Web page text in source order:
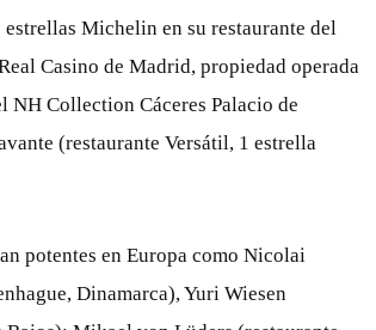
Michelin en su restaurante del
Casino de Madrid, propiedad operada
NH Collection Cáceres Palacio de
(restaurante Versátil, 1 estrella
potentes en Europa como Nicolai
Dinamarca), Yuri Wiesen